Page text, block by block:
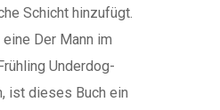
Schicht hinzufügt.
Der Mann im
Underdog-
ist dieses Buch ein